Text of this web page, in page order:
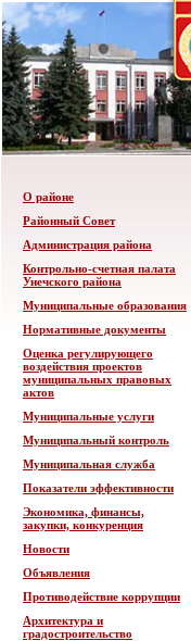
О районе
Районный Совет
Администрация района
Контрольно-счетная палата
Унечского района
Муниципальные образования
Нормативные документы
Оценка регулирующего
воздействия проектов
муниципальных правовых
актов
Муниципальные услуги
Муниципальный контроль
Муниципальная служба
Показатели эффективности
Экономика, финансы,
закупки, конкуренция
Новости
Объявления
Противодействие коррупции
Архитектура и
градостроительство